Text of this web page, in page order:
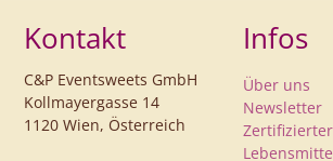
Kontakt
C&P Eventsweets GmbH
Kollmayergasse 14
1120 Wien, Österreich
Infos
Über uns
Newsletter
Zertifizierter